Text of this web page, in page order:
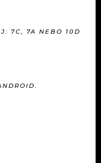
7C, 7A NEBO 10D